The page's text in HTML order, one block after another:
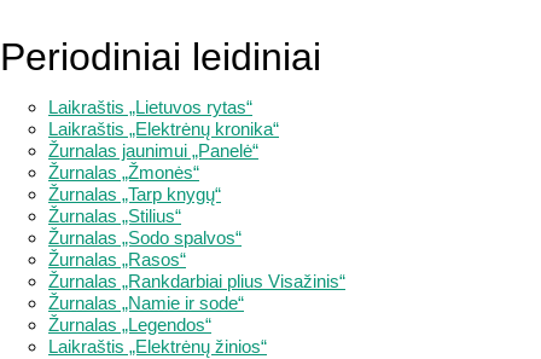
Periodiniai leidiniai
Laikraštis „Lietuvos rytas“
Laikraštis „Elektrėnų kronika“
Žurnalas jaunimui „Panelė“
Žurnalas „Žmonės“
Žurnalas „Tarp knygų“
Žurnalas „Stilius“
Žurnalas „Sodo spalvos“
Žurnalas „Rasos“
Žurnalas „Rankdarbiai plius Visažinis“
Žurnalas „Namie ir sode“
Žurnalas „Legendos“
Laikraštis „Elektrėnų žinios“